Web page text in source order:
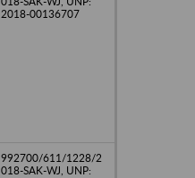
2018-00136707
992700/611/1228/2
018-SAK-WJ, UNP: